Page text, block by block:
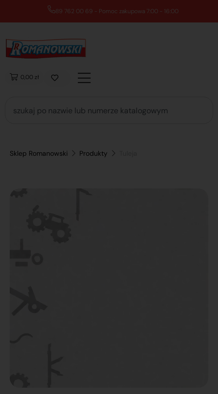
89 762 00 69 - Pomoc zakupowa 7:00 - 16:00
0,00 zł
Sklep Romanowski Produkty